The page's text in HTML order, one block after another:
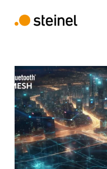
Búsqueda
Introducir el término de